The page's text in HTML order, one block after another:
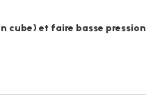
cube) et faire basse pression